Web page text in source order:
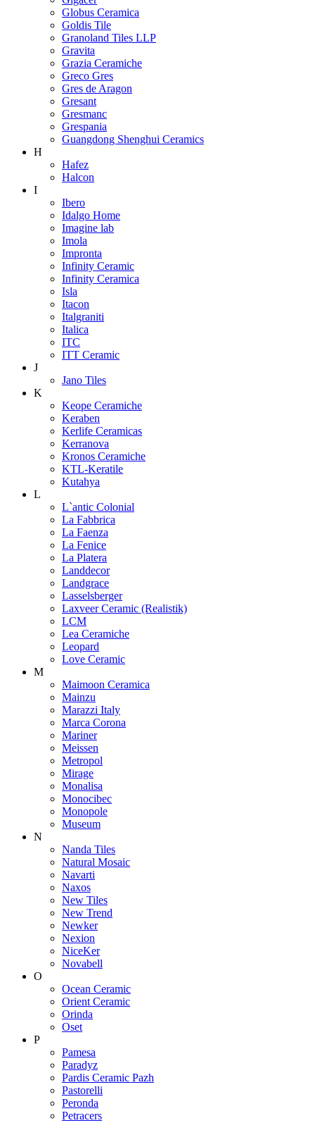
Globus Ceramica
Goldis Tile
Granoland Tiles LLP
Gravita
Grazia Ceramiche
Greco Gres
Gres de Aragon
Gresant
Gresmanc
Grespania
Guangdong Shenghui Ceramics
H
Hafez
Halcon
I
Ibero
Idalgo Home
Imagine lab
Imola
Impronta
Infinity Ceramic
Infinity Ceramica
Isla
Itacon
Italgraniti
Italica
ITC
ITT Ceramic
J
Jano Tiles
K
Keope Ceramiche
Keraben
Kerlife Ceramicas
Kerranova
Kronos Ceramiche
KTL-Keratile
Kutahya
L
L`antic Colonial
La Fabbrica
La Faenza
La Fenice
La Platera
Landdecor
Landgrace
Lasselsberger
Laxveer Ceramic (Realistik)
LCM
Lea Ceramiche
Leopard
Love Ceramic
M
Maimoon Ceramica
Mainzu
Marazzi Italy
Marca Corona
Mariner
Meissen
Metropol
Mirage
Monalisa
Monocibec
Monopole
Museum
N
Nanda Tiles
Natural Mosaic
Navarti
Naxos
New Tiles
New Trend
Newker
Nexion
NiceKer
Novabell
O
Ocean Ceramic
Orient Ceramic
Orinda
Oset
P
Pamesa
Paradyz
Pardis Ceramic Pazh
Pastorelli
Peronda
Petracers